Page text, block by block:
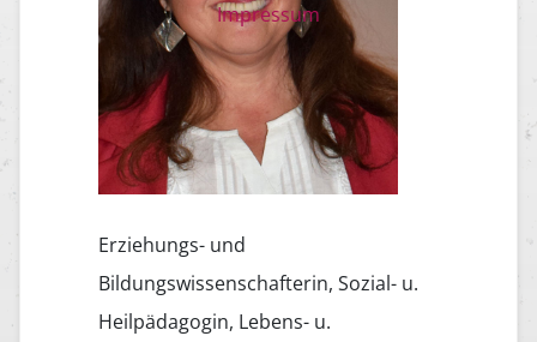
Erziehungs- und
Bildungswissenschafterin, Sozial- u.
Heilpädagogin, Lebens- u.
Impressum